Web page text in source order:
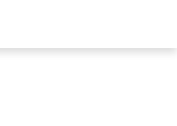
平台